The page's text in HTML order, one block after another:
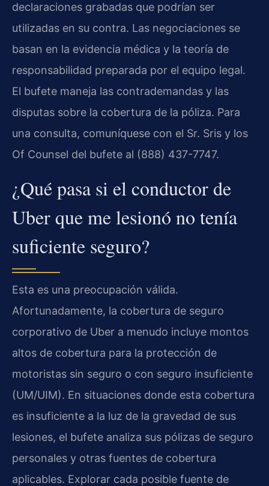
declaraciones grabadas que podrían ser
utilizadas en su contra. Las negociaciones se
basan en la evidencia médica y la teoría de
responsabilidad preparada por el equipo legal.
El bufete maneja las contrademandas y las
disputas sobre la cobertura de la póliza. Para
una consulta, comuníquese con el Sr. Sris y los
Of Counsel del bufete al (888) 437-7747.
¿Qué pasa si el conductor de
Uber que me lesionó no tenía
suficiente seguro?
Esta es una preocupación válida.
Afortunadamente, la cobertura de seguro
corporativo de Uber a menudo incluye montos
altos de cobertura para la protección de
motoristas sin seguro o con seguro insuficiente
(UM/UIM). En situaciones donde esta cobertura
es insuficiente a la luz de la gravedad de sus
lesiones, el bufete analiza sus pólizas de seguro
personales y otras fuentes de cobertura
aplicables. Explorar cada posible fuente de